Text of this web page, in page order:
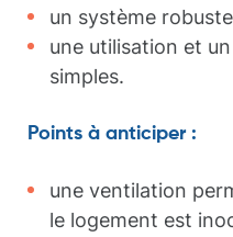
un système
une utilisation et
simples.
Points à anticiper :
une ventilation
le logement est